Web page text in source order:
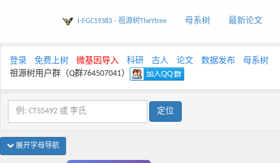
I-FGC19383 - 祖源树TheYtree 母系树 最新论文
登录 免费上树 微基因导入 科研 古人 论文 数据发布
母系树
祖源树用户群（Q群764507041）
展开字母导航